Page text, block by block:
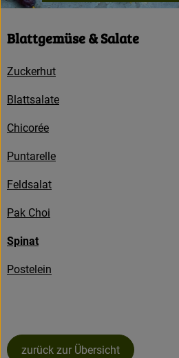
Abokisten
Vorratskammer
Kühlwaren
Brot & Backwaren
So geht's
Über uns
Blattgemüse & Salate
Zuckerhut
Blattsalate
Chicorée
Puntarelle
Feldsalat
Pak Choi
Spinat
Postelein
zurück zur Übersicht